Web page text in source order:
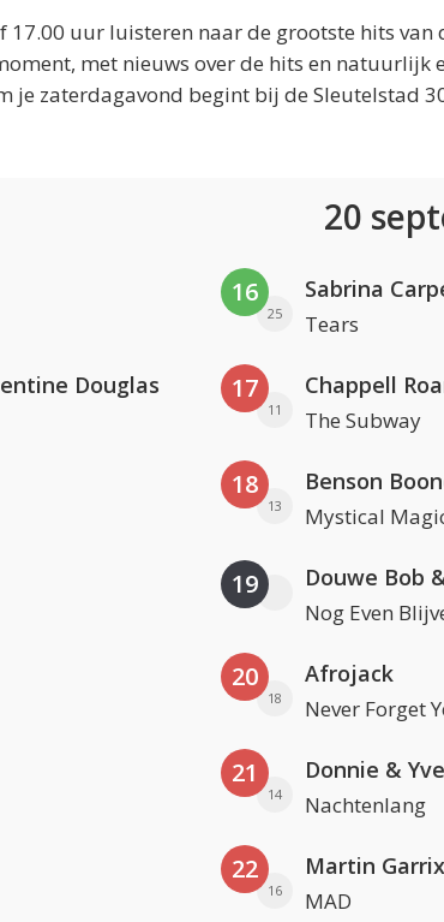
uur luisteren naar de grootste hits
met nieuws over de hits en natuurlijk
je zaterdagavond begint bij de Sleutelstad
20
Douglas
16
25
Sabrina
Tears
17
11
Chappell
The Subway
18
13
Benson
Mystical
19 Douwe Bob
Nog Even
20
18
Afrojack
Never Forget
21
14
Donnie &
Nachtenlang
22
16
Martin
MAD